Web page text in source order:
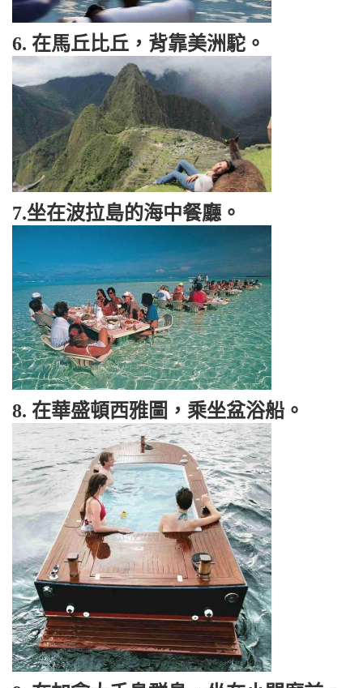
6. 在馬丘比丘，背靠美洲駝。
7.坐在波拉島的海中餐廳。
8. 在華盛頓西雅圖，乘坐盆浴船。